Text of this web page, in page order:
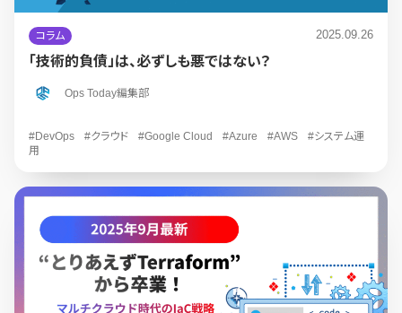
コラム 2025.09.26
「技術的負債」は、必ずしも悪ではない？
Ops Today編集部
#DevOps #クラウド #Google Cloud #Azure #AWS
#システム運
用